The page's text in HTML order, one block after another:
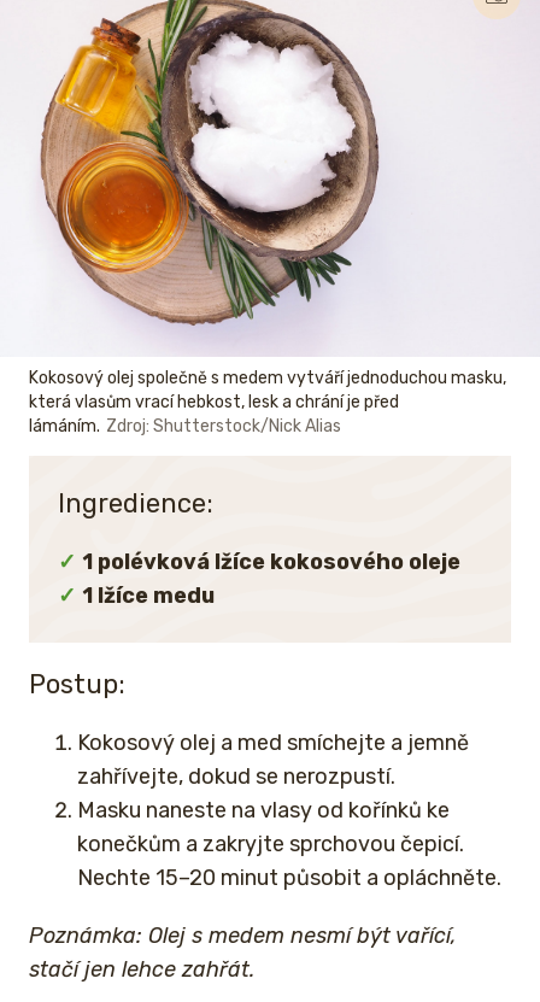
Kokosový olej společně s medem vytváří jednoduchou masku,
která vlasům vrací hebkost, lesk a chrání je před
lámáním. Zdroj: Shutterstock/Nick Alias
Ingredience:
1 polévková lžíce kokosového oleje
1 lžíce medu
Postup:
Kokosový olej a med smíchejte a jemně
zahřívejte, dokud se nerozpustí.
Masku naneste na vlasy od kořínků ke
konečkům a zakryjte sprchovou čepicí.
Nechte 15–20 minut působit a opláchněte.
Poznámka: Olej s medem nesmí být vařící,
stačí jen lehce zahřát.